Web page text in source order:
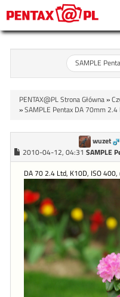
SAMPLE
PENTAX@PL Strona Główna»
»SAMPLE Pentax DA 70mm
wuzet
2010-04-12, 04:31 SAMPLE
DA 70 2.4 Ltd, K10D, ISO 400,